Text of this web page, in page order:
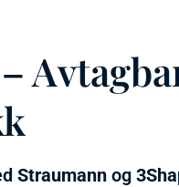
Straumann og